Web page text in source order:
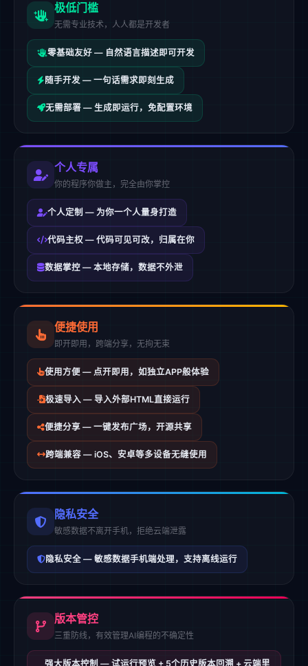
极低门槛
无需专业技术，人人都是开发者
零基础友好 — 自然语言描述即可开发
随手开发 — 一句话需求即刻生成
无需部署 — 生成即运行，免配置环境
个人专属
你的程序你做主，完全由你掌控
个人定制 — 为你一个人量身打造
代码主权 — 代码可见可改，归属在你
数据掌控 — 本地存储，数据不外泄
便捷使用
即开即用，跨端分享，无拘无束
使用方便 — 点开即用，如独立APP般体验
极速导入 — 导入外部HTML直接运行
便捷分享 — 一键发布广场，开源共享
跨端兼容 — iOS、安卓等多设备无缝使用
隐私安全
敏感数据不离开手机，拒绝云端泄露
隐私安全 — 敏感数据手机端处理，支持离线运行
版本管控
三重防线，有效管理AI编程的不确定性
强大版本控制 — 试运行预览 + 5个历史版本回溯 + 云端里